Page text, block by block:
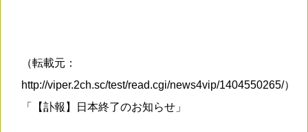
（転載元：
http://viper.2ch.sc/test/read.cgi/news4vip/1404550265/）
「【訃報】日本終了のお知らせ」